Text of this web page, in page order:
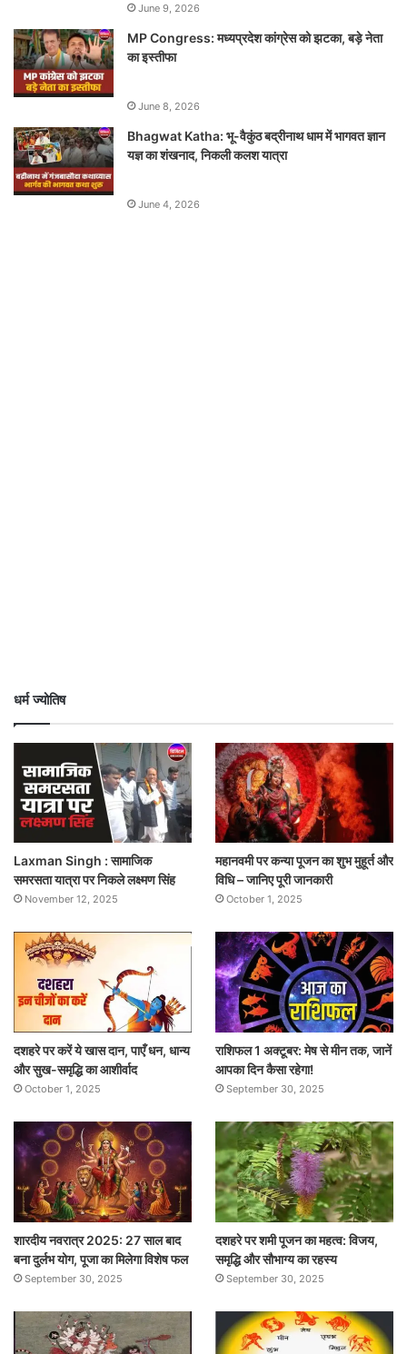
June 9, 2026
MP Congress: मध्यप्रदेश कांग्रेस को झटका, बड़े नेता
का इस्तीफा
June 8, 2026
Bhagwat Katha: भू-वैकुंठ बद्रीनाथ धाम में भागवत ज्ञान
यज्ञ का शंखनाद, निकली कलश यात्रा
June 4, 2026
धर्म ज्योतिष
Laxman Singh : सामाजिक
समरसता यात्रा पर निकले लक्ष्मण सिंह
November 12, 2025
महानवमी पर कन्या पूजन का शुभ मुहूर्त और
विधि – जानिए पूरी जानकारी
October 1, 2025
दशहरे पर करें ये खास दान, पाएँ धन, धान्य
और सुख-समृद्धि का आशीर्वाद
October 1, 2025
राशिफल 1 अक्टूबर: मेष से मीन तक, जानें
आपका दिन कैसा रहेगा!
September 30, 2025
शारदीय नवरात्र 2025: 27 साल बाद
बना दुर्लभ योग, पूजा का मिलेगा विशेष फल
September 30, 2025
दशहरे पर शमी पूजन का महत्व: विजय,
समृद्धि और सौभाग्य का रहस्य
September 30, 2025